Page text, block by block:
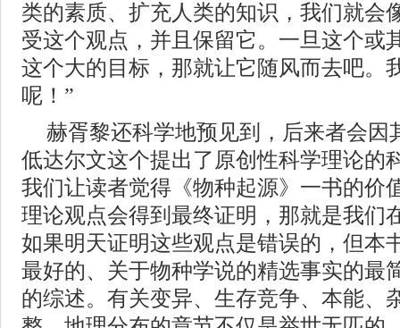
类的素质、扩充人类的知识，我们就会
受这个观点，并且保留它。一旦这个或
这个大的目标，那就让它随风而去吧。
呢！”
赫胥黎还科学地预见到，后来者会因
低达尔文这个提出了原创性科学理论的
我们让读者觉得《物种起源》一书的价
理论观点会得到最终证明，那就是我们
如果明天证明这些观点是错误的，但本
最好的、关于物种学说的精选事实的最
的综述。有关变异、生存竞争、本能、